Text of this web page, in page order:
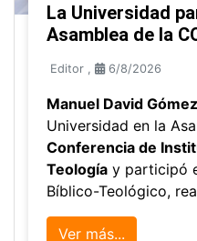
La Universidad
Asamblea de la
Editor , 6/8/2026
Manuel David Gómez
Universidad en la
Conferencia de
Teología y participó
Bíblico-Teológico,
Ver más...